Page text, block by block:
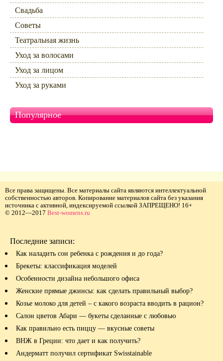
Свадьба
Советы
Театральная жизнь
Уход за волосами
Уход за лицом
Уход за руками
Популярное
Все права защищены. Все материалы сайта являются интеллектуальной
собственностью авторов. Копирование материалов сайта без указания
источника с активной, индексируемой ссылкой ЗАПРЕЩЕНО! 16+
© 2012—2017 Best-womens.ru
Последние записи:
Как наладить сон ребенка с рождения и до года?
Брекеты: классификация моделей
Особенности дизайна небольшого офиса
Женские прямые джинсы: как сделать правильный выбор?
Козье молоко для детей – с какого возраста вводить в рацион?
Салон цветов Абари — букеты сделанные с любовью
Как правильно есть пиццу — вкусные советы
ВНЖ в Греции: что дает и как получить?
Андерматт получил сертификат Swisstainable